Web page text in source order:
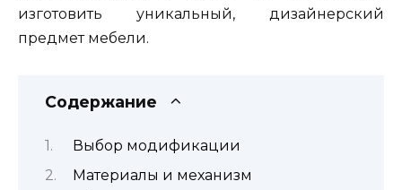
изготовить уникальный, дизайнерский
предмет мебели.
Содержание
Выбор модификации
Материалы и механизм